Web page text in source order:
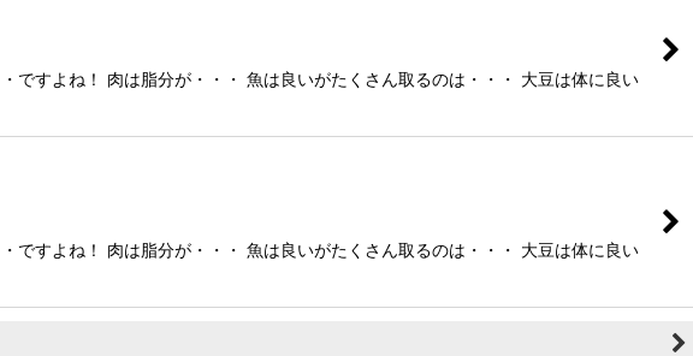
すよね！ 肉は脂分が・・・ 魚は良いがたくさん取るのは・・・ 大豆は体に良い
すよね！ 肉は脂分が・・・ 魚は良いがたくさん取るのは・・・ 大豆は体に良い